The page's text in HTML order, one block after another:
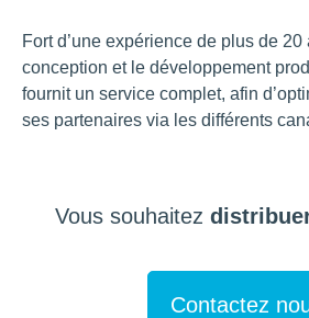
Fort d’une expérience de plus de 20
conception et le développement
fournit un service complet, afin
ses partenaires via les différents
Vous souhaitez
Contactez